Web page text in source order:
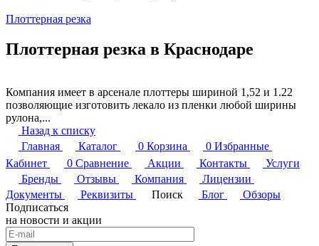
Плоттерная резка
Плоттерная резка в Краснодаре
Компания имеет в арсенале плоттеры шириной 1,52 и 1.22
позволяющие изготовить лекало из пленки любой ширины
рулона,...
Назад к списку
Главная
Каталог 0 Корзина 0 Избранные
Кабинет
0 Сравнение Акции Контакты
Услуги
Бренды
Отзывы Компания
Лицензии
Документы
Реквизиты Поиск Блог
Обзоры
Подписаться
на новости и акции